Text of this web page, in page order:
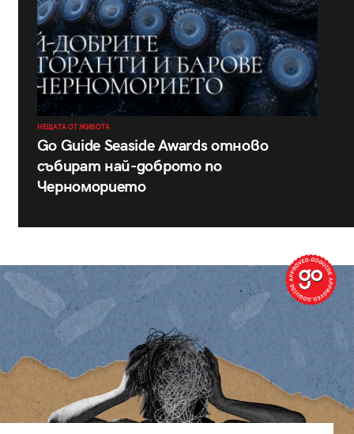
НЕЩАТА ОТ ЖИВОТА
Go Guide Seaside Awards отново
събират най-доброто по
Черноморието